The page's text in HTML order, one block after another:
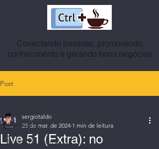
Conectando pessoas, promovendo
conhecimento e gerando bons negócios
Post
Postagens
Índice do Acervo
Live 51 (Extra): no
sergiotaldo
23 de mar. de 2024 1 min de leitura